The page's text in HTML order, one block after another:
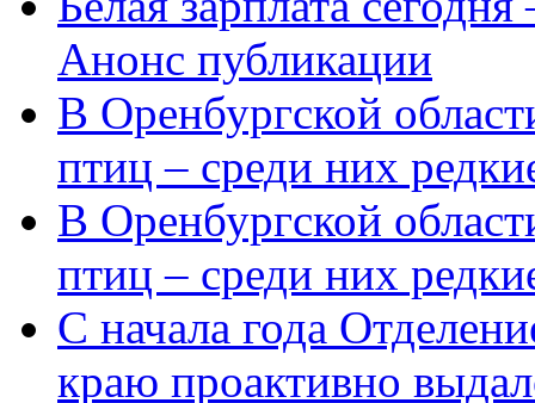
Анонс публикации
В Оренбургской
птиц – среди них
В Оренбургской
птиц – среди них
С начала года
краю проактивно